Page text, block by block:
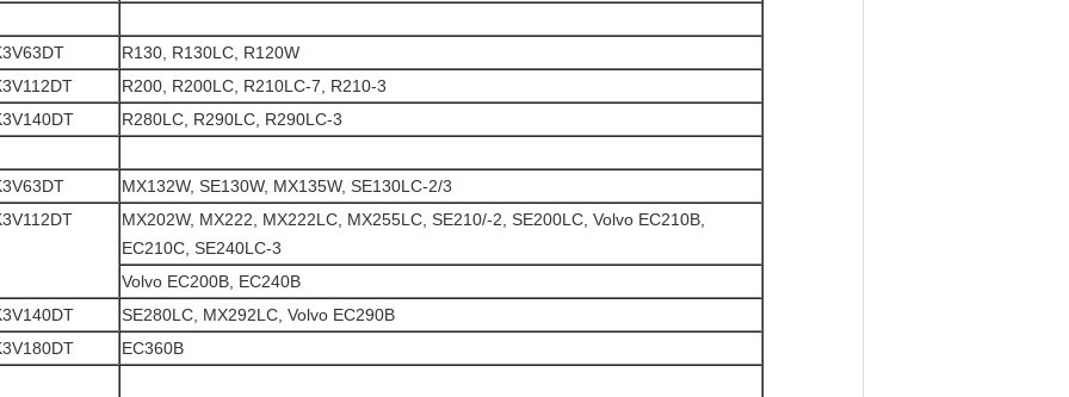
R130, R130LC, R120W
R200, R200LC, R210LC-7, R210-3
R280LC, R290LC, R290LC-3
MX132W, SE130W, MX135W, SE130LC-2/3
MX202W, MX222, MX222LC, MX255LC, SE210/-2, SE200LC, Volvo EC210B,
EC210C, SE240LC-3
Volvo EC200B, EC240B
SE280LC, MX292LC, Volvo EC290B
EC360B